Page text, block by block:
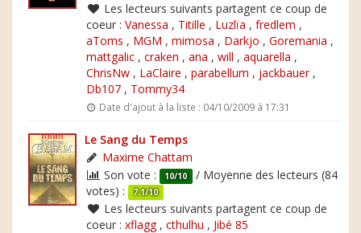
Les lecteurs suivants partagent ce coup de
coeur : Vanessa , Titille , Luzlïa , fredlem ,
aToms , MGM , mimosa , Darkjo , Goremania ,
mattgalic , craken , ana , will , aquarella ,
ChrisNw , LaClaire , parabellum , jackbauer,
Db107 , Tommy34
Date d'ajout à la liste : 04/10/2009 à 17:31
Le Sang du Temps
Maxime Chattam
Son vote :
10/10 / Moyenne des lecteurs (84
votes) :
7.1/10
Les lecteurs suivants partagent ce coup de
coeur : xflagg, cthulhu , Jibé 85